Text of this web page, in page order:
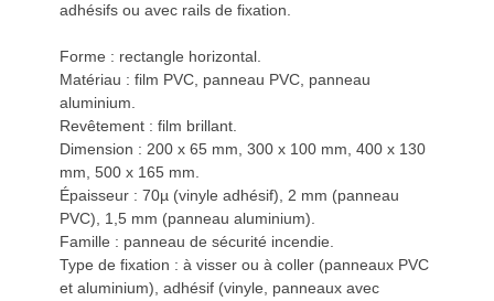
adhésifs ou avec rails de fixation.
Forme : rectangle horizontal.
Matériau : film PVC, panneau PVC, panneau
aluminium.
Revêtement : film brillant.
Dimension : 200 x 65 mm, 300 x 100 mm, 400 x 130
mm, 500 x 165 mm.
Épaisseur : 70µ (vinyle adhésif), 2 mm (panneau
PVC), 1,5 mm (panneau aluminium).
Famille : panneau de sécurité incendie.
Type de fixation : à visser ou à coller (panneaux PVC
et aluminium), adhésif (vinyle, panneaux avec